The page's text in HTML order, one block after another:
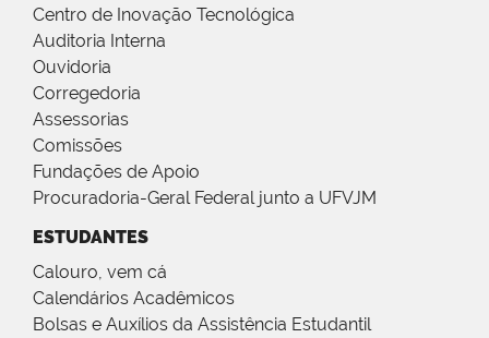
Centro de Inovação Tecnológica
Auditoria Interna
Ouvidoria
Corregedoria
Assessorias
Comissões
Fundações de Apoio
Procuradoria-Geral Federal junto a UFVJM
ESTUDANTES
Calouro, vem cá
Calendários Acadêmicos
Bolsas e Auxílios da Assistência Estudantil